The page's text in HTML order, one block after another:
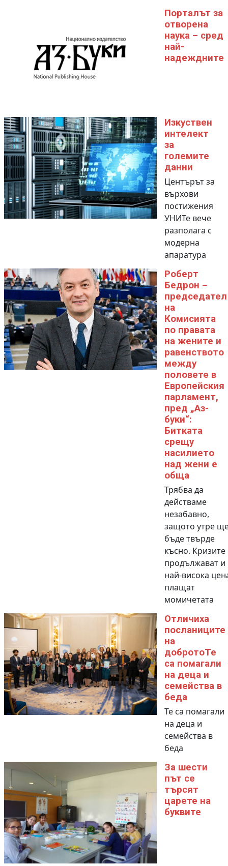
Порталът за
отворена
наука – сред
най-
надеждните
Изкуствен
интелект
за
големите
данни
Центърът за
върхови
постижения
УНИТе вече
разполага с
модерна
апаратура
Роберт
Бедрон –
председател
на
Комисията
по правата
на жените и
равенството
между
половете в
Европейския
парламент,
пред „Аз-
буки“:
Битката
срещу
насилието
над жени е
обща
Трябва да
действаме
незабавно,
защото утре
бъде твърде
късно. Кризите
продължават и
най-висока
плащат
момичетата
Отличиха
посланиците
на
добротоТе
са помагали
на деца и
семейства в
беда
Те са помагали
на деца и
семейства в
беда
За шести
път се
търсят
царете на
буквите